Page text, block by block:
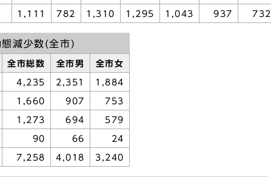
1,111 782 1,310 1,295 1,043 937 732
態減少数(全市)
全市総数 全市男 全市女
4,235 2,351 1,884
1,660 907 753
1,273 694 579
90 66 24
7,258 4,018 3,240